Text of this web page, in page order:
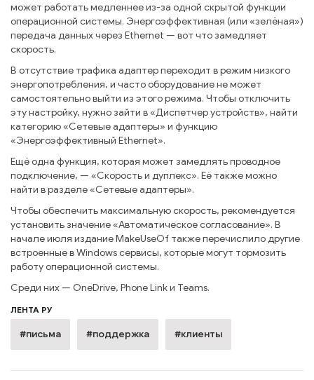
может работать медленнее из-за одной скрытой функции
операционной системы. Энергоэффективная (или «зелёная»)
передача данных через Ethernet — вот что замедляет
скорость.
В отсутствие трафика адаптер переходит в режим низкого
энергопотребления, и часто оборудование не может
самостоятельно выйти из этого режима. Чтобы отключить
эту настройку, нужно зайти в «Диспетчер устройств», найти
категорию «Сетевые адаптеры» и функцию
«Энергоэффективный Ethernet».
Ещё одна функция, которая может замедлять проводное
подключение, — «Скорость и дуплекс». Её также можно
найти в разделе «Сетевые адаптеры».
Чтобы обеспечить максимальную скорость, рекомендуется
установить значение «Автоматическое согласование». В
начале июля издание MakeUseOf также перечислило другие
встроенные в Windows сервисы, которые могут тормозить
работу операционной системы.
Среди них — OneDrive, Phone Link и Teams.
ЛЕНТА РУ
#письма #поддержка #клиенты